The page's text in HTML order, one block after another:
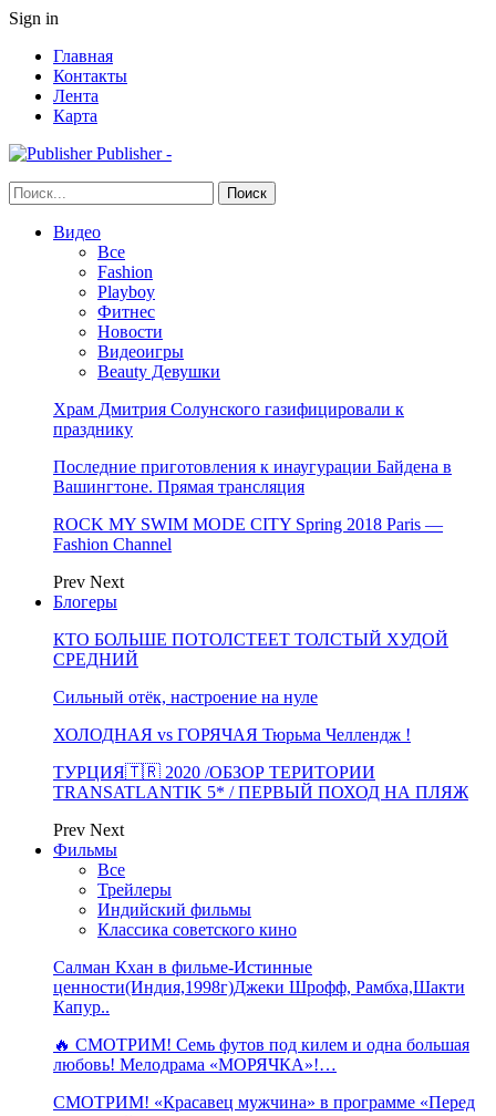
Sign in
Главная
Контакты
Лента
Карта
Publisher -
Видео
Все
Fashion
Playboy
Фитнес
Новости
Видеоигры
Beauty Девушки
Храм Дмитрия Солунского газифицировали к
празднику
Последние приготовления к инаугурации Байдена в
Вашингтоне. Прямая трансляция
ROCK MY SWIM MODE CITY Spring 2018 Paris —
Fashion Channel
Prev Next
Блогеры
КТО БОЛЬШЕ ПОТОЛСТЕЕТ ТОЛСТЫЙ ХУДОЙ
СРЕДНИЙ
Сильный отёк, настроение на нуле
ХОЛОДНАЯ vs ГОРЯЧАЯ Тюрьма Челлендж !
ТУРЦИЯ🇹🇷 2020 /ОБЗОР ТЕРИТОРИИ
TRANSATLANTIK 5* / ПЕРВЫЙ ПОХОД НА ПЛЯЖ
Prev Next
Фильмы
Все
Трейлеры
Индийский фильмы
Классика советского кино
Салман Кхан в фильме-Истинные
ценности(Индия,1998г)Джеки Шрофф, Рамбха,Шакти
Капур..
🔥 СМОТРИМ! Семь футов под килем и одна большая
любовь! Мелодрама «МОРЯЧКА»!…
СМОТРИМ! «Красавец мужчина» в программе «Перед